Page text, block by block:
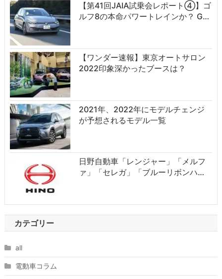
【第41回JAIA試乗会レポート④】ゴ
ルフ8の本命パワートレインか？ G…
【ワンダー速報】東京オートサロン
2022印象深かったブースは？
2021年、2022年にモデルチェンジ
が予想されるモデル一覧
日野自動車「レンジャー」「メルフ
ァ」「セレガ」「ブルーリボンハ…
カテゴリー
all
電動車コラム